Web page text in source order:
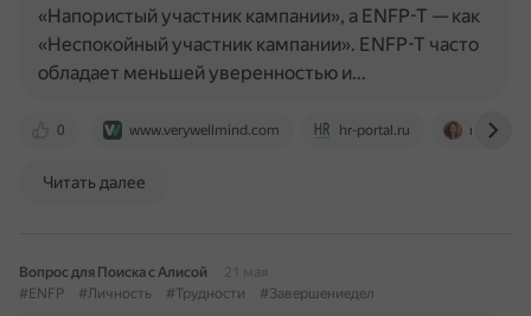
0 www.verywellmind.com hr-portal.ru my-
«Напористый участник кампании», а ENFP-T — как
«Неспокойный участник кампании». ENFP-T часто
обладает меньшей уверенностью и…
Читать далее
Вопрос для Поиска с Алисой
21 мая
#ENFP
#Личность #Трудности #Завершениедел